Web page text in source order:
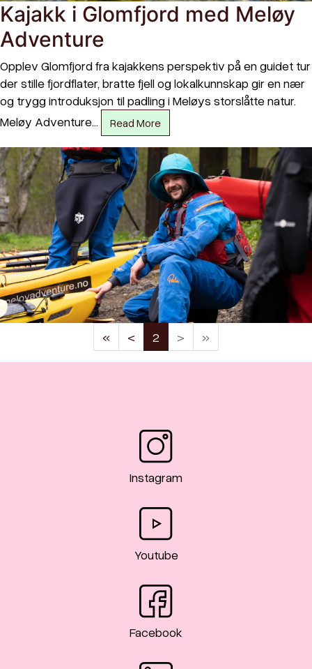
Kajakk i Glomfjord med Meløy
Adventure
Opplev Glomfjord fra kajakkens perspektiv på en guidet tur
der stille fjordflater, bratte fjell og lokalkunnskap gir en nær
og trygg introduksjon til padling i Meløys storslåtte natur.
Meløy Adventure…
Read More
« < 2 (current)
> »
Instagram
Youtube
Facebook